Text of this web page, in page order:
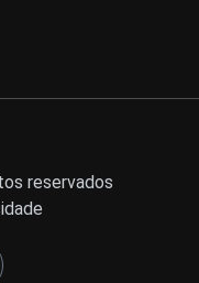
reservados